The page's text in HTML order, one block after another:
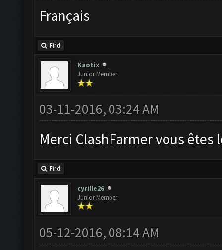
Français
Find
Kaotix
Junior Member
03-11-2016, 03:24 AM
Merci ClashFarmer vous êtes
Find
cyrille26
Junior Member
05-12-2016, 08:14 AM